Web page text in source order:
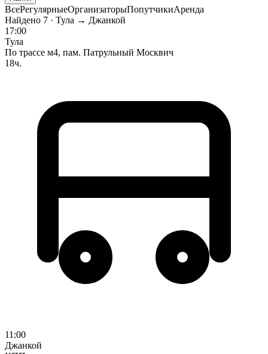
ВсеРегулярныеОрганизаторыПопутчикиАренда
Найдено 7 · Тула → Джанкой
17:00
Тула
По трассе м4, пам. Патрульный Москвич
18ч.
11:00
Джанкой